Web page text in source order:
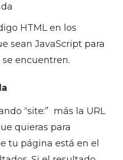
HTML en los
sean JavaScript para
encuentren.
“site:” más la URL
quieras para
tu página está en el